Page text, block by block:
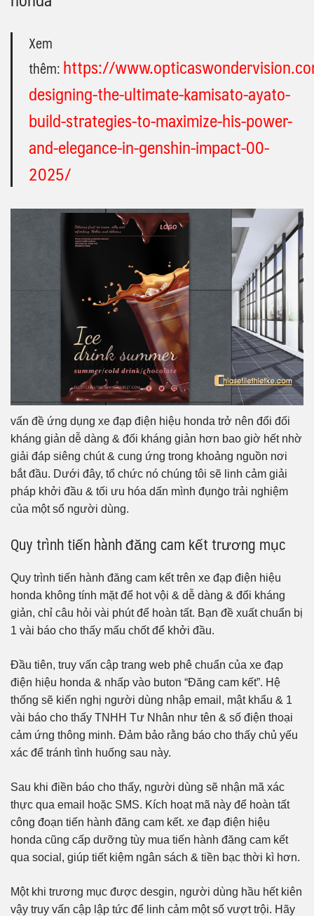
Xem
thêm:https://
designing-the-ultimate-kamisato-ayato-
build-strategies-to-maximize-his-power-
and-elegance-in-genshin-impact-00-
2025/
vấn đề ứng dụng xe đạp điện hiệu honda trở nên đổi đối
kháng giản dễ dàng & đối kháng giản hơn bao giờ hết nhờ
giải đáp siêng chút & cung ứng trong khoảng nguồn nơi
bắt đầu. Dưới đây, tổ chức nó chúng tôi sẽ linh cảm giải
pháp khởi đầu & tối ưu hóa dấn mình đụng̀o trải nghiệm
của một số người dùng.
Quy trình tiến hành đăng cam kết trương mục
Quy trình tiến hành đăng cam kết trên xe đạp điện hiệu
honda không tính mặt để hot vội & dễ dàng & đối kháng
giản, chỉ câu hỏi vài phút để hoàn tất. Bạn đề xuất chuẩn bị
1 vài báo cho thấy mấu chốt để khởi đầu.
Đầu tiên, truy vấn cập trang web phê chuẩn của xe đạp
điện hiệu honda & nhấp vào buton “Đăng cam kết”. Hệ
thống sẽ kiến nghị người dùng nhập email, mật khẩu & 1
vài báo cho thấy TNHH Tư Nhân như tên & số điện thoại
cảm ứng thông minh. Đảm bảo rằng báo cho thấy chủ yếu
xác để tránh tình huống sau này.
Sau khi điền báo cho thấy, người dùng sẽ nhận mã xác
thực qua email hoặc SMS. Kích hoạt mã này để hoàn tất
công đoạn tiến hành đăng cam kết. xe đạp điện hiệu
honda cũng cấp dưỡng tùy mua tiến hành đăng cam kết
qua social, giúp tiết kiệm ngân sách & tiền bạc thời kì hơn.
Một khi trương mục được desgin, người dùng hầu hết kiên
vậy truy vấn cập lập tức để linh cảm một số vượt trội. Hãy